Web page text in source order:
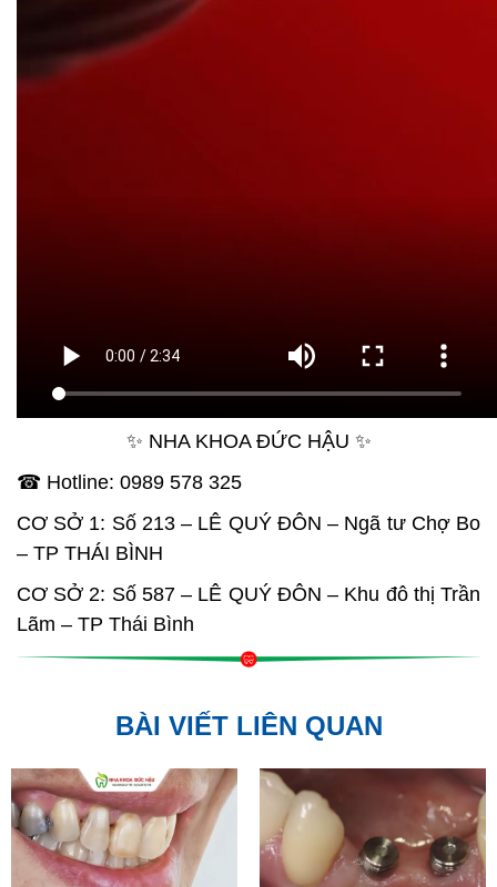
✨ NHA KHOA ĐỨC HẬU ✨
☎ Hotline: 0989 578 325
CƠ SỞ 1: Số 213 – LÊ QUÝ ĐÔN – Ngã tư Chợ Bo
– TP THÁI BÌNH
CƠ SỞ 2: Số 587 – LÊ QUÝ ĐÔN – Khu đô thị Trần
Lãm – TP Thái Bình
BÀI VIẾT LIÊN QUAN